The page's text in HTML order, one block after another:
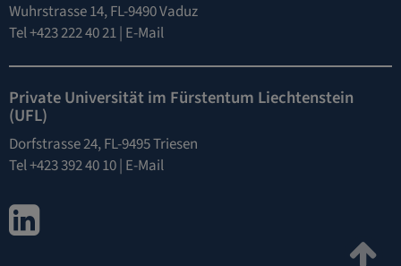
Wuhrstrasse 14, FL-9490 Vaduz
Tel +423 222 40 21 | E-Mail
Private Universität im Fürstentum Liechtenstein
(UFL)
Dorfstrasse 24, FL-9495 Triesen
Tel +423 392 40 10 | E-Mail
LinkedIn